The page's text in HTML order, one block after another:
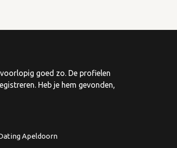
goed zo. De profielen
Heb je hem gevonden,
Apeldoorn